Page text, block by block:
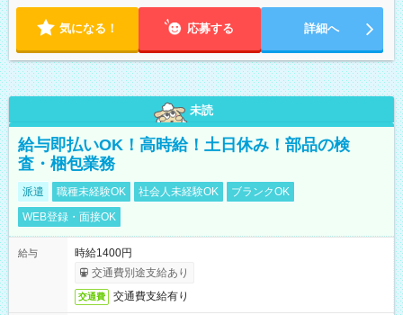
気になる！ 応募する 詳細へ
未読
給与即払いOK！高時給！土日休み！部品の検
査・梱包業務
派遣 職種未経験OK 社会人未経験OK
ブランクOK
WEB登録・面接OK
給与
時給1400円
交通費別途支給あり
交通費 交通費支給有り